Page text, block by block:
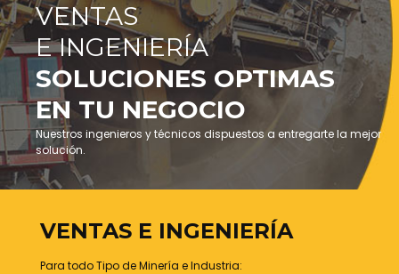
VENTAS
E INGENIERÍA
SOLUCIONES OPTIMAS
EN TU NEGOCIO
Nuestros ingenieros y técnicos dispuestos a entregarte la mejor
solución.
VENTAS E INGENIERÍA
Para todo Tipo de Minería e Industria: